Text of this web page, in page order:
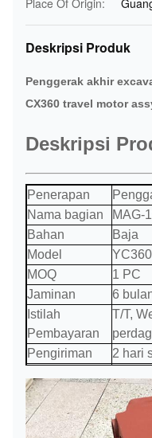
Place Of Origin:
Deskripsi Produk
Penggerak akhir
CX360 travel motor
Deskripsi
Penerapan
Nama bagian
MAG-
Bahan
Baja
Model
MOQ
1 PC
Jaminan
6
Istilah
Pembayaran
T/T,
Pengiriman
2 hari
Pengiriman